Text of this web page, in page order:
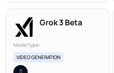
Grok 3 Beta
Model type:
VIDEO GENERATION